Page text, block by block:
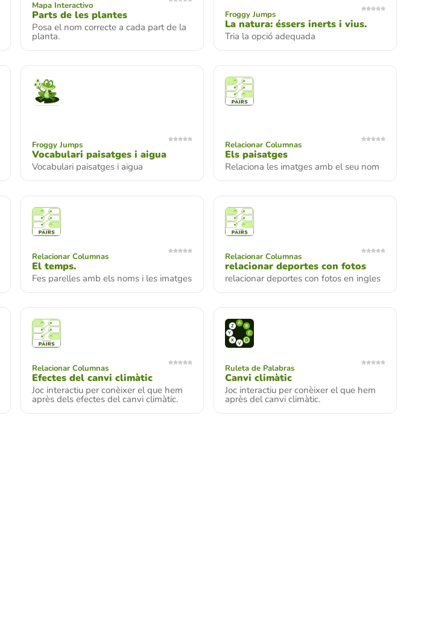
Mapa Interactivo
Parts de les plantes
Posa el nom correcte a cada part de la
planta.
Froggy Jumps
La natura: éssers inerts i vius.
Tria la opció adequada
Froggy Jumps
Vocabulari paisatges i aigua
Vocabulari paisatges i aigua
Relacionar Columnas
Els paisatges
Relaciona les imatges amb el seu nom
Relacionar Columnas
El temps.
Fes parelles amb els noms i les imatges
Relacionar Columnas
relacionar deportes con fotos
relacionar deportes con fotos en ingles
Relacionar Columnas
Efectes del canvi climàtic
Joc interactiu per conèixer el que hem
après dels efectes del canvi climàtic.
Ruleta de Palabras
Canvi climàtic
Joc interactiu per conèixer el que hem
après del canvi climàtic.